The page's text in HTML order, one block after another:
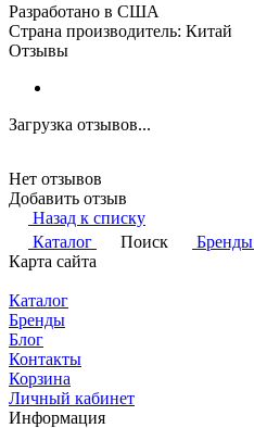
Разработано в США
Страна производитель: Китай
Отзывы
Загрузка отзывов...
Нет отзывов
Добавить отзыв
Назад к списку
Каталог
Поиск Бренды
Карта сайта
Каталог
Бренды
Блог
Контакты
Корзина
Личный кабинет
Информация